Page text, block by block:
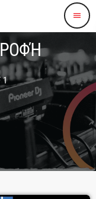
menu
1